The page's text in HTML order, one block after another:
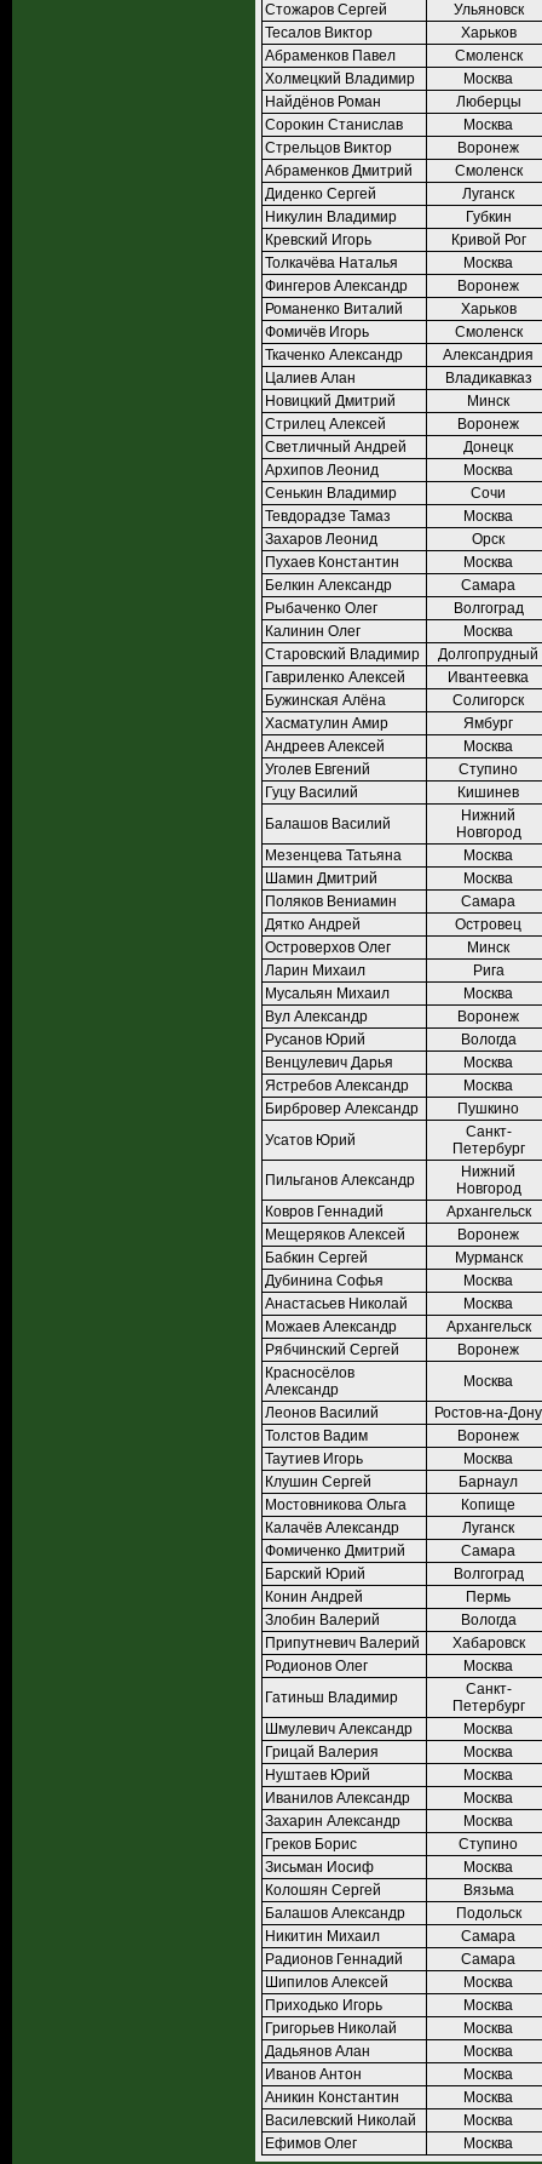
Стожаров Сергей
Ульяновск
Тесалов Виктор
Харьков
Абраменков Павел
Смоленск
Холмецкий Владимир
Москва
Найдёнов Роман
Люберцы
Сорокин Станислав
Москва
Стрельцов Виктор
Воронеж
Абраменков Дмитрий
Смоленск
Диденко Сергей
Луганск
Никулин Владимир
Губкин
Кревский Игорь
Кривой Рог
Толкачёва Наталья
Москва
Фингеров Александр
Воронеж
Романенко Виталий
Харьков
Фомичёв Игорь
Смоленск
Ткаченко Александр
Александрия
Цалиев Алан
Владикавказ
Новицкий Дмитрий
Минск
Стрилец Алексей
Воронеж
Светличный Андрей
Донецк
Архипов Леонид
Москва
Сенькин Владимир
Сочи
Тевдорадзе Тамаз
Москва
Захаров Леонид
Орск
Пухаев Константин
Москва
Белкин Александр
Самара
Рыбаченко Олег
Волгоград
Калинин Олег
Москва
Старовский Владимир
Долгопрудный
Гавриленко Алексей
Ивантеевка
Бужинская Алёна
Солигорск
Хасматулин Амир
Ямбург
Андреев Алексей
Москва
Уголев Евгений
Ступино
Гуцу Василий
Кишинев
Балашов Василий
Нижний
Новгород
Мезенцева Татьяна
Москва
Шамин Дмитрий
Москва
Поляков Вениамин
Самара
Дятко Андрей
Островец
Островерхов Олег
Минск
Ларин Михаил
Рига
Мусальян Михаил
Москва
Вул Александр
Воронеж
Русанов Юрий
Вологда
Венцулевич Дарья
Москва
Ястребов Александр
Москва
Бирбровер Александр
Пушкино
Усатов Юрий
Санкт-
Петербург
Пильганов Александр
Нижний
Новгород
Ковров Геннадий
Архангельск
Мещеряков Алексей
Воронеж
Бабкин Сергей
Мурманск
Дубинина Софья
Москва
Анастасьев Николай
Москва
Можаев Александр
Архангельск
Рябчинский Сергей
Воронеж
Красносёлов
Александр
Москва
Леонов Василий
Ростов-на-Дону
Толстов Вадим
Воронеж
Таутиев Игорь
Москва
Клушин Сергей
Барнаул
Мостовникова Ольга
Копище
Калачёв Александр
Луганск
Фомиченко Дмитрий
Самара
Барский Юрий
Волгоград
Конин Андрей
Пермь
Злобин Валерий
Вологда
Припутневич Валерий
Хабаровск
Родионов Олег
Москва
Гатиньш Владимир
Санкт-
Петербург
Шмулевич Александр
Москва
Грицай Валерия
Москва
Нуштаев Юрий
Москва
Иванилов Александр
Москва
Захарин Александр
Москва
Греков Борис
Ступино
Зисьман Иосиф
Москва
Колошян Сергей
Вязьма
Балашов Александр
Подольск
Никитин Михаил
Самара
Радионов Геннадий
Самара
Шипилов Алексей
Москва
Приходько Игорь
Москва
Григорьев Николай
Москва
Дадьянов Алан
Москва
Иванов Антон
Москва
Аникин Константин
Москва
Василевский Николай
Москва
Ефимов Олег
Москва